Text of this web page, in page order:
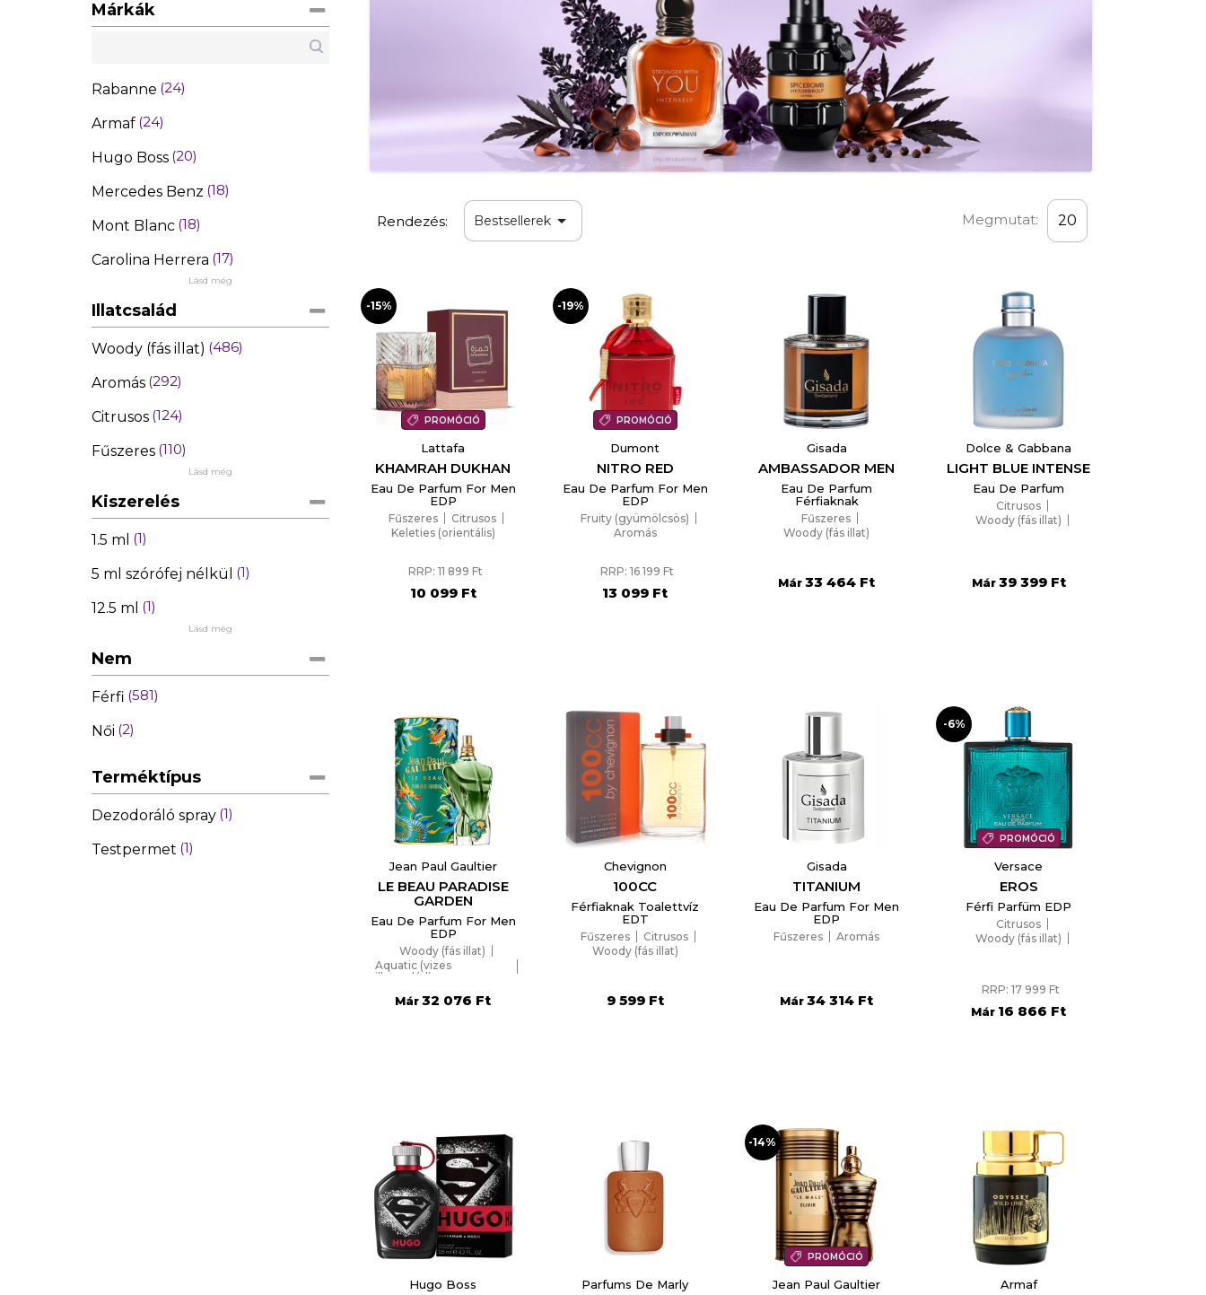
Márkák
Rabanne 24
Armaf 24
Hugo Boss 20
Mercedes Benz 18
Mont Blanc 18
Carolina Herrera 17
Lásd még
Illatcsalád
Woody (fás illat) 486
Aromás 292
Citrusos 124
Fűszeres 110
Lásd még
Kiszerelés
1.5 ml 1
5 ml szórófej nélkül 1
12.5 ml 1
Lásd még
Nem
Férfi 581
Női 2
Terméktípus
Dezodoráló spray 1
Testpermet 1
Rendezés: Bestsellerek Megmutat: 20
PROMÓCIÓ
-15%
Lattafa
KHAMRAH DUKHAN
Eau De Parfum For Men
EDP
Fűszeres
Citrusos
Keleties (orientális)
RRP: 11 899 Ft
10 099 Ft
PROMÓCIÓ
-19%
Dumont
NITRO RED
Eau De Parfum For Men
EDP
Fruity (gyümölcsös)
Aromás
RRP: 16 199 Ft
13 099 Ft
Gisada
AMBASSADOR MEN
Eau De Parfum
Férfiaknak
Fűszeres
Woody (fás illat)
Már 33 464 Ft
Dolce & Gabbana
LIGHT BLUE INTENSE
Eau De Parfum
Citrusos
Woody (fás illat)
Már 39 399 Ft
Jean Paul Gaultier
LE BEAU PARADISE
GARDEN
Eau De Parfum For Men
EDP
Woody (fás illat)
Aquatic (vizes
illatcsalád)
Már 32 076 Ft
Chevignon
100CC
Férfiaknak Toalettvíz
EDT
Fűszeres
Citrusos
Woody (fás illat)
9 599 Ft
Gisada
TITANIUM
Eau De Parfum For Men
EDP
Fűszeres Aromás
Már 34 314 Ft
PROMÓCIÓ
-6%
Versace
EROS
Férfi Parfüm EDP
Citrusos
Woody (fás illat)
Már
RRP: 17 999 Ft
16 866 Ft
Hugo Boss Parfums De Marly
PROMÓCIÓ
-14%
Jean Paul Gaultier Armaf
Create wishlist ×
Wishlist name